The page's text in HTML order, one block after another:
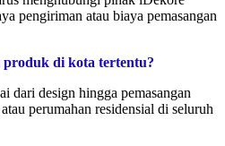
pengiriman atau biaya pemasangan
di kota tertentu?
dari design hingga pemasangan
perumahan residensial di seluruh